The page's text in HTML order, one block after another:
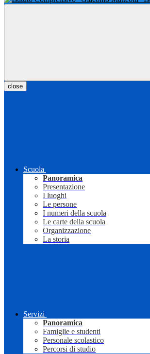
close
Scuola
Panoramica
Presentazione
I luoghi
Le persone
I numeri della scuola
Le carte della scuola
Organizzazione
La storia
Servizi
Panoramica
Famiglie e studenti
Personale scolastico
Percorsi di studio